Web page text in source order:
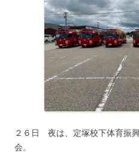
２６日 夜は、定塚校下体育振
会。